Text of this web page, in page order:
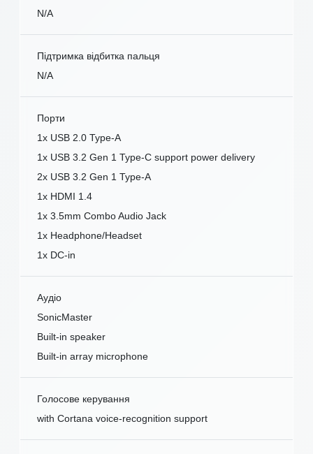
N/A
Підтримка відбитка пальця
N/A
Порти
1x USB 2.0 Type-A
1x USB 3.2 Gen 1 Type-C support power delivery
2x USB 3.2 Gen 1 Type-A
1x HDMI 1.4
1x 3.5mm Combo Audio Jack
1x Headphone/Headset
1x DC-in
Аудіо
SonicMaster
Built-in speaker
Built-in array microphone
Голосове керування
with Cortana voice-recognition support